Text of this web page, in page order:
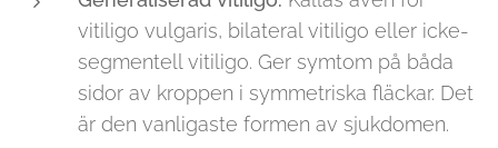
vitiligo vulgaris, bilateral vitiligo eller icke-
segmentell vitiligo. Ger symtom på båda
sidor av kroppen i symmetriska fläckar. Det
är den vanligaste formen av sjukdomen.